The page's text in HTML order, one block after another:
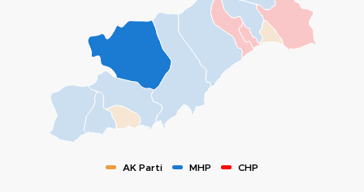
AK Parti MHP CHP